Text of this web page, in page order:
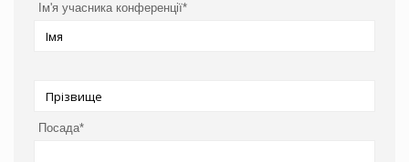
Ім'я учасника конференції*
Посада*